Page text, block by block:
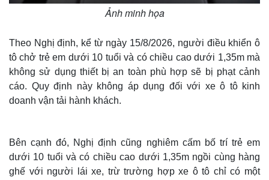
Ảnh minh họa
Theo Nghị định, kể từ ngày 15/8/2026, người điều khiển ô
tô chở trẻ em dưới 10 tuổi và có chiều cao dưới 1,35m mà
không sử dụng thiết bị an toàn phù hợp sẽ bị phạt cảnh
cáo. Quy định này không áp dụng đối với xe ô tô kinh
doanh vận tải hành khách.
Bên cạnh đó, Nghị định cũng nghiêm cấm bố trí trẻ em
dưới 10 tuổi và có chiều cao dưới 1,35m ngồi cùng hàng
ghế với người lái xe, trừ trường hợp xe ô tô chỉ có một